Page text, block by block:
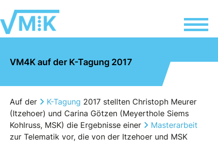
VM4K auf der K-Tagung 2017
Auf der K-Tagung 2017 stellten Christoph Meurer
(Itzehoer) und Carina Götzen (Meyerthole Siems
Kohlruss, MSK) die Ergebnisse einer
Masterarbeit
zur Telematik vor, die von der Itzehoer und MSK